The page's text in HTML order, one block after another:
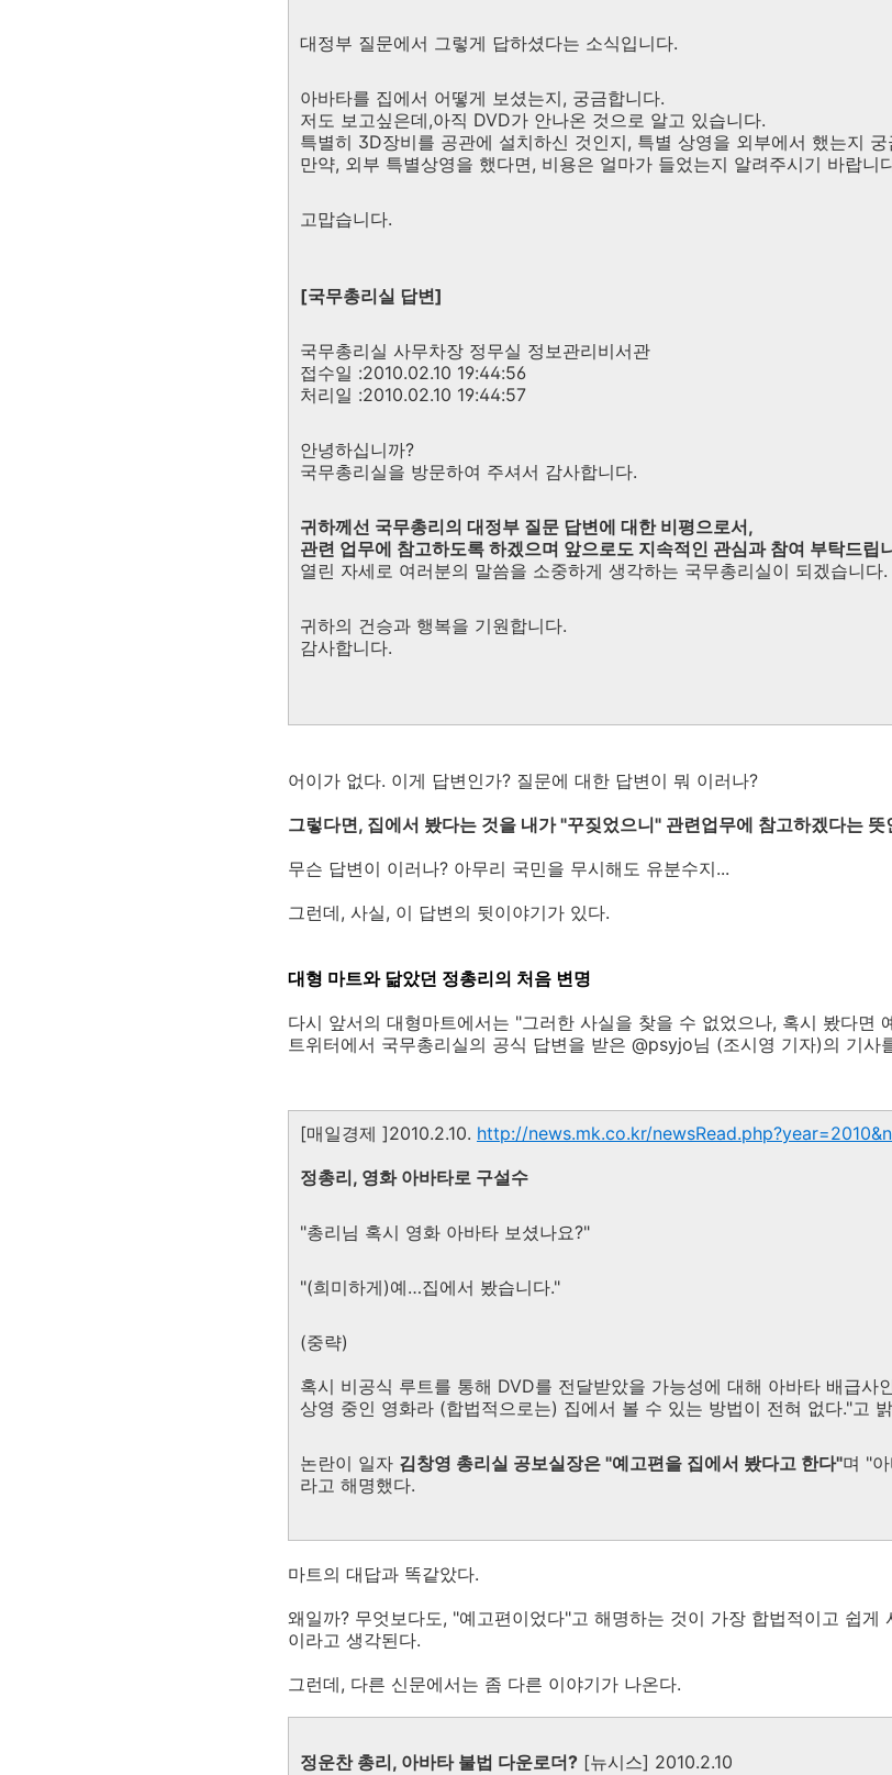
대정부 질문에서 그렇게 답하셨다는 소식입니다.
아바타를 집에서 어떻게 보셨는지, 궁금합니다.
저도 보고싶은데,아직 DVD가 안나온 것으로 알고 있습니다.
특별히 3D장비를 공관에 설치하신 것인지, 특별 상영을 외부에서 했는지 궁
만약, 외부 특별상영을 했다면, 비용은 얼마가 들었는지 알려주시기 바랍니
고맙습니다.
[국무총리실 답변]
국무총리실 사무차장 정무실 정보관리비서관
접수일 :2010.02.10 19:44:56
처리일 :2010.02.10 19:44:57
안녕하십니까?
국무총리실을 방문하여 주셔서 감사합니다.
귀하께선 국무총리의 대정부 질문 답변에 대한 비평으로서,
관련 업무에 참고하도록 하겠으며 앞으로도 지속적인 관심과 참여 부탁드립
열린 자세로 여러분의 말씀을 소중하게 생각하는 국무총리실이 되겠습니다.
귀하의 건승과 행복을 기원합니다.
감사합니다.
어이가 없다. 이게 답변인가? 질문에 대한 답변이 뭐 이러나?
그렇다면, 집에서 봤다는 것을 내가 "꾸짖었으니" 관련업무에 참고하겠다는
무슨 답변이 이러나? 아무리 국민을 무시해도 유분수지...
그런데, 사실, 이 답변의 뒷이야기가 있다.
대형 마트와 닮았던 정총리의 처음 변명
다시 앞서의 대형마트에서는 "그러한 사실을 찾을 수 없었으나, 혹시 봤다면
트위터에서 국무총리실의 공식 답변을 받은 @psyjo님 (조시영 기자)의 기사
[매일경제 ]2010.2.10. http://news.mk.co.kr/
정총리, 영화 아바타로 구설수
"총리님 혹시 영화 아바타 보셨나요?"
"(희미하게)예…집에서 봤습니다."
(중략)
혹시 비공식 루트를 통해 DVD를 전달받았을 가능성에 대해 아바타 배급사
상영 중인 영화라 (합법적으로는) 집에서 볼 수 있는 방법이 전혀 없다."고
논란이 일자 김창영 총리실 공보실장은 "예고편을 집에서 봤다고 한다"며 "
라고 해명했다.
마트의 대답과 똑같았다.
왜일까? 무엇보다도, "예고편이었다"고 해명하는 것이 가장 합법적이고 쉽게
이라고 생각된다.
그런데, 다른 신문에서는 좀 다른 이야기가 나온다.
정운찬 총리, 아바타 불법 다운로더? [뉴시스] 2010.2.10